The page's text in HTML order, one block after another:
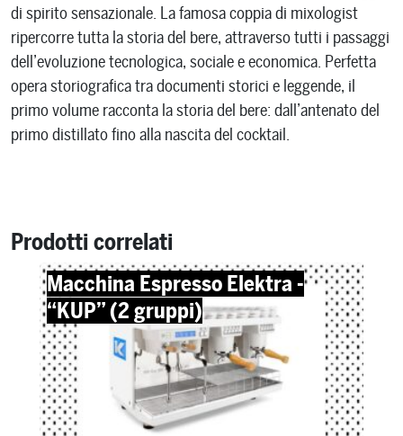
di spirito sensazionale. La famosa coppia di mixologist
ripercorre tutta la storia del bere, attraverso tutti i passaggi
dell’evoluzione tecnologica, sociale e economica. Perfetta
opera storiografica tra documenti storici e leggende, il
primo volume racconta la storia del bere: dall’antenato del
primo distillato fino alla nascita del cocktail.
Prodotti correlati
Macchina Espresso Elektra -
“KUP” (2 gruppi)